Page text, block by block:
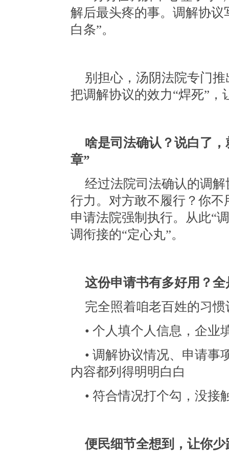
解后最头疼的事。调解协
白条”。
别担心，汤阴法院专门
把调解协议的效力“焊死”，
啥是司法确认？说白了
章”
经过法院司法确认的调
行力。对方敢不履行？你
申请法院强制执行。从此“
调衔接的“定心丸”。
这份申请书有多好用？
完全照着咱老百姓的习惯
• 个人填个人信息，企业
• 调解协议情况、申请
内容都列得明明白白
• 符合情况打个勾，没接
便民细节全想到，让你